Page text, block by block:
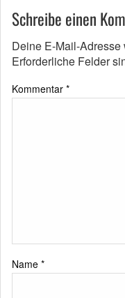
Schreibe einen
Deine E-Mail-
Erforderliche Felder
Kommentar *
Name *